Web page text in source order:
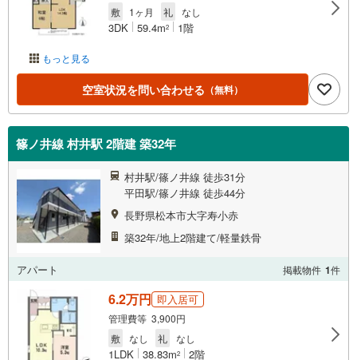
もっと見る
敷
1ヶ月 礼 なし
3DK 59.4m2 1階
空室状況を問い合わせる （無料）
篠ノ井線 村井駅 2階建 築32年
村井駅/篠ノ井線 徒歩31分
平田駅/篠ノ井線 徒歩44分
長野県松本市大字寿小赤
築32年/地上2階建て/軽量鉄骨
アパート 掲載物件 1件
6.2万円 即入居可
管理費等 3,900円
敷
なし 礼 なし
1LDK 38.83m2 2階